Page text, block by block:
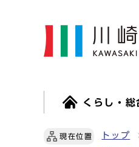
くらし・総
現在位置 トップ